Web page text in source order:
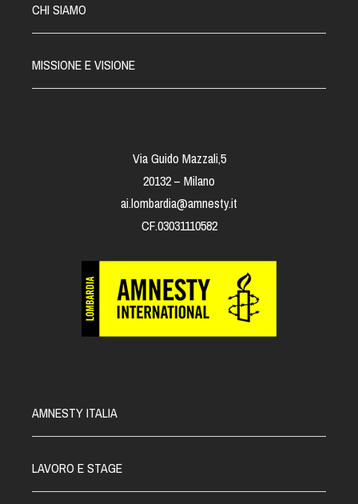
CHI SIAMO
MISSIONE E VISIONE
Via Guido Mazzali,5
20132 – Milano
ai.lombardia@amnesty.it
CF.03031110582
AMNESTY ITALIA
LAVORO E STAGE